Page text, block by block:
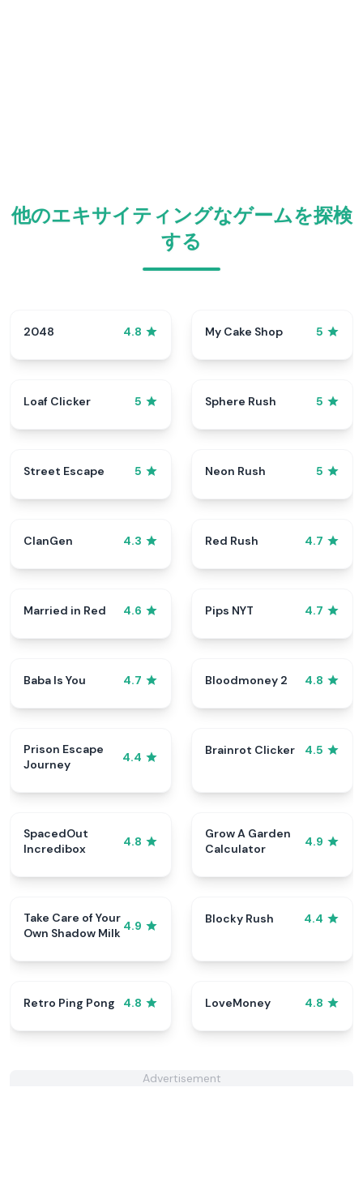
他のエキサイティングなゲームを探検
する
2048 4.8 My Cake Shop 5
Loaf Clicker 5 Sphere Rush 5
Street Escape 5 Neon Rush 5
ClanGen 4.3 Red Rush 4.7
Married in Red 4.6 Pips NYT 4.7
Baba Is You 4.7 Bloodmoney 2 4.8
Prison Escape
Journey
4.4
Brainrot Clicker 4.5
SpacedOut
Incredibox
4.8
Grow A Garden
Calculator
4.9
Take Care of Your
Own Shadow Milk 4.9
Blocky Rush 4.4
Retro Ping Pong 4.8 LoveMoney 4.8
Advertisement